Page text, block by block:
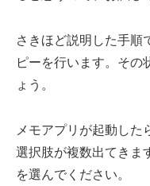
さきほど説明した手順
ピーを行います。その
ょう。
メモアプリが起動した
選択肢が複数出てきま
を選んでください。